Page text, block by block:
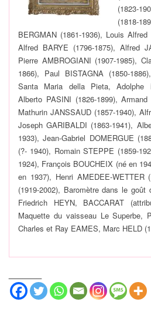
(1823-
BERGMAN (1861-1936), Louis
Alfred BARYE (1796-1875), Alfred
Pierre AMBROGIANI (1907-1985),
1866), Paul BISTAGNA (1850-
Santa Maria della Pieta, Adolphe
Alberto PASINI (1826-1899), Armand
Mathurin JANSSAUD (1857-1940),
Joseph GARIBALDI (1863-1941),
1933), Jean-Gabriel DOMERGUE
(?- 1940), Romain STEPPE (1859-
1924), François BOUCHEIX (né en
en 1937), Henri AMEDEE-WETTER
(1919-2002), Baromètre dans le goût
Friedrich HEYN, BACCARAT
Maquette du vaisseau Le Superbe,
Charles et Ray EAMES, Marc HELD